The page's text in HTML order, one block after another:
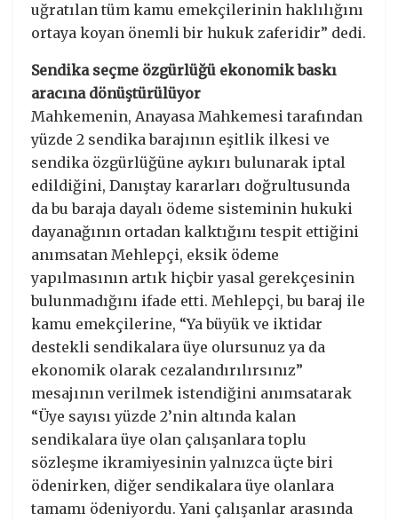
uğratılan tüm kamu emekçilerinin haklılığını
ortaya koyan önemli bir hukuk zaferidir” dedi.
Sendika seçme özgürlüğü ekonomik baskı
aracına dönüştürülüyor
Mahkemenin, Anayasa Mahkemesi tarafından
yüzde 2 sendika barajının eşitlik ilkesi ve
sendika özgürlüğüne aykırı bulunarak iptal
edildiğini, Danıştay kararları doğrultusunda
da bu baraja dayalı ödeme sisteminin hukuki
dayanağının ortadan kalktığını tespit ettiğini
anımsatan Mehlepçi, eksik ödeme
yapılmasının artık hiçbir yasal gerekçesinin
bulunmadığını ifade etti. Mehlepçi, bu baraj ile
kamu emekçilerine, “Ya büyük ve iktidar
destekli sendikalara üye olursunuz ya da
ekonomik olarak cezalandırılırsınız”
mesajının verilmek istendiğini anımsatarak
“Üye sayısı yüzde 2’nin altında kalan
sendikalara üye olan çalışanlara toplu
sözleşme ikramiyesinin yalnızca üçte biri
ödenirken, diğer sendikalara üye olanlara
tamamı ödeniyordu. Yani çalışanlar arasında